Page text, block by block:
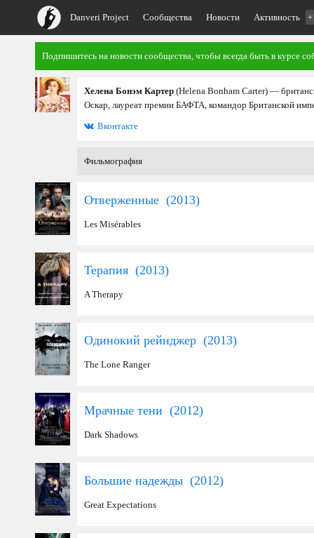
Danveri Project Сообщества Новости Активность
Подпишитесь на новости сообщества, чтобы всегда быть в курсе
Хелена Бонэм Картер (Helena Bonham Carter) —
Оскар, лауреат премии БАФТА, командор Британской
Вконтакте
Фильмография
Отверженные (2013)
Les Misérables
Терапия (2013)
A Therapy
Одинокий рейнджер (2013)
The Lone Ranger
Мрачные тени (2012)
Dark Shadows
Большие надежды (2012)
Great Expectations